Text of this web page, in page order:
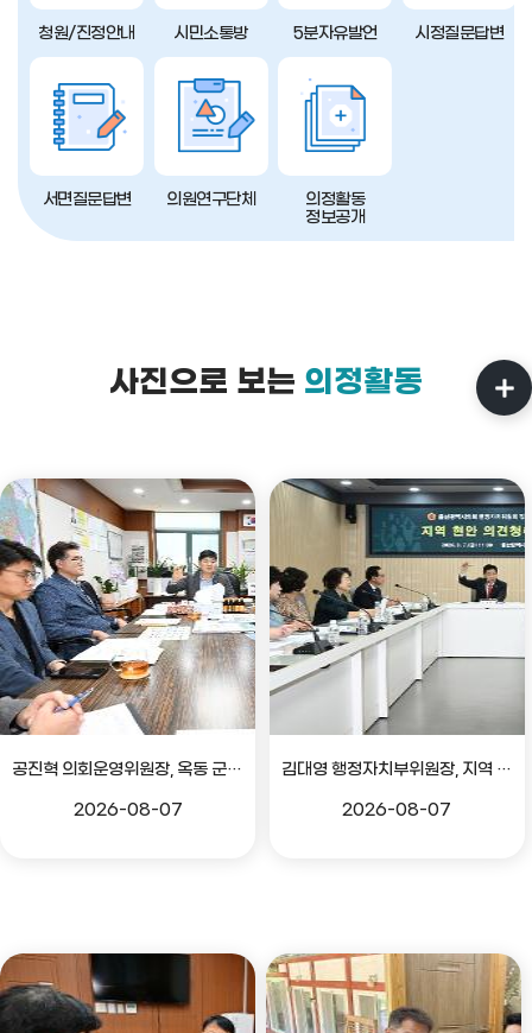
청원/진정안내 시민소통방 5분자유발언 시정질문답변
서면질문답변 의원연구단체
의정활동
정보공개
사진으로 보는 의정활동
공진혁 의회운영위원장, 옥동 군부대 이전지 양동마을 주민지원사업 점검
2026-08-07
김대영 행정자치부위원장, 지역 현안 의견 청취 간담회
2026-08-07